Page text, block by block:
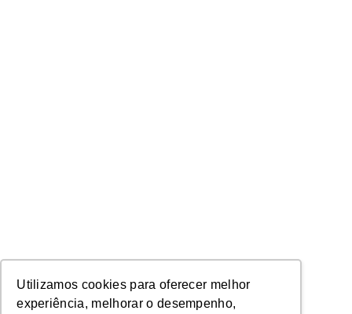
Utilizamos cookies para oferecer melhor
experiência, melhorar o desempenho,